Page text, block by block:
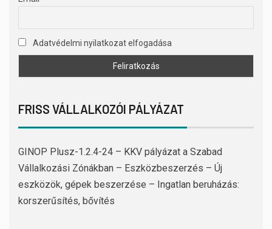
Adatvédelmi nyilatkozat elfogadása
FRISS VÁLLALKOZÓI PÁLYÁZAT
GINOP Plusz-1.2.4-24 – KKV pályázat a Szabad
Vállalkozási Zónákban – Eszközbeszerzés – Új
eszközök, gépek beszerzése – Ingatlan beruházás:
korszerűsítés, bővítés